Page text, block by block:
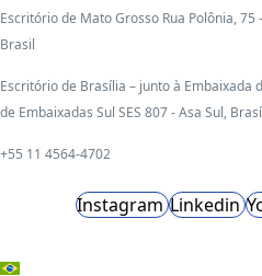
Escritório de Mato Grosso Rua Polônia, 75
Brasil
Escritório de Brasília – junto à Embaixada
de Embaixadas Sul SES 807 - Asa Sul,
+55 11 4564-4702
Instagram Linkedin